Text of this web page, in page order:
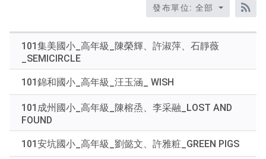
發布單位: 全部
101集美國小_高年級_陳榮輝、許淑萍、石靜薇
_SEMICIRCLE
101錦和國小_高年級_汪玉涵_ WISH
101成州國小_高年級_陳榕烝、李采融_LOST AND
FOUND
101安坑國小_高年級_劉懿文、許雅粧_GREEN PIGS